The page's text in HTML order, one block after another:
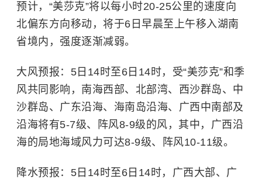
预计，“美莎克”将以每小时20-25公里的速度向
北偏东方向移动，将于6日早晨至上午移入湖南
省境内，强度逐渐减弱。
大风预报：5日14时至6日14时，受“美莎克”和季
风共同影响，南海西部、北部湾、西沙群岛、中
沙群岛、广东沿海、海南岛沿海、广西中南部及
沿海将有5-7级、阵风8-9级的风，其中，广西沿
海的局地海域风力可达8-9级、阵风10-11级。
降水预报：5日14时至6日14时，广西大部、广